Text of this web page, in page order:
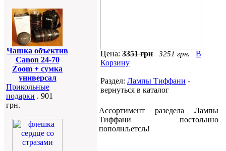
Чашка объектив
Canon 24-70
Zoom + сумка
универсал
Прикольные
подарки . 901
грн.
Цена: 3351 грн 3251 грн.
В
Корзину
Раздел: Лампы Тиффани -
вернуться в каталог
Ассортимент разедела Лампы
Тиффани постољнно
пополнљетсљ!